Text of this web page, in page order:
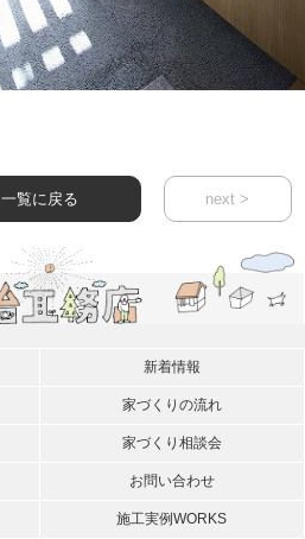
next >
一覧に戻る
新着情報
家づくりの流れ
家づくり相談会
お問い合わせ
施工実例WORKS